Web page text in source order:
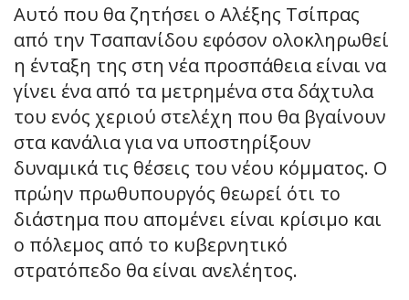
Αυτό που θα ζητήσει ο Αλέξης Τσίπρας
από την Τσαπανίδου εφόσον ολοκληρωθεί
η ένταξη της στη νέα προσπάθεια είναι να
γίνει ένα από τα μετρημένα στα δάχτυλα
του ενός χεριού στελέχη που θα βγαίνουν
στα κανάλια για να υποστηρίξουν
δυναμικά τις θέσεις του νέου κόμματος. Ο
πρώην πρωθυπουργός θεωρεί ότι το
διάστημα που απομένει είναι κρίσιμο και
ο πόλεμος από το κυβερνητικό
στρατόπεδο θα είναι ανελέητος.